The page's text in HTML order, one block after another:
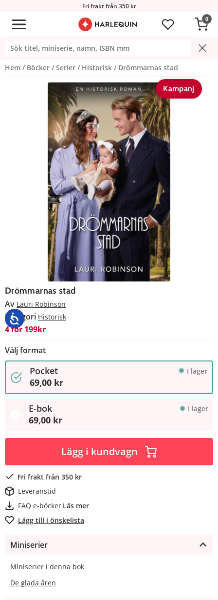
Fri frakt från 350 kr
0
Hem Böcker Serier Historisk Drömmarnas stad
Kampanj
Drömmarnas stad
Av Lauri Robinson
Kategori Historisk
4 för 199kr
Välj format
Pocket I lager
69,00 kr
E-bok I lager
69,00 kr
Lägg i kundvagn
Fri frakt från 350 kr
Leveranstid
FAQ e-böcker Läs mer
Lägg till i önskelista
Miniserier
Miniserier i denna bok
De glada åren